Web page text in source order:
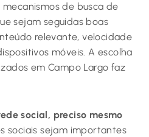
de busca de
sejam seguidas boas
relevante, velocidade
móveis. A escolha
em Campo Largo faz
social, preciso mesmo
sociais sejam importantes